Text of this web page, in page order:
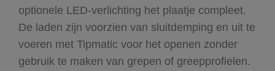
optionele LED-verlichting het plaatje compleet.
De laden zijn voorzien van sluitdemping en uit te
voeren met Tipmatic voor het openen zonder
gebruik te maken van grepen of greepprofielen.